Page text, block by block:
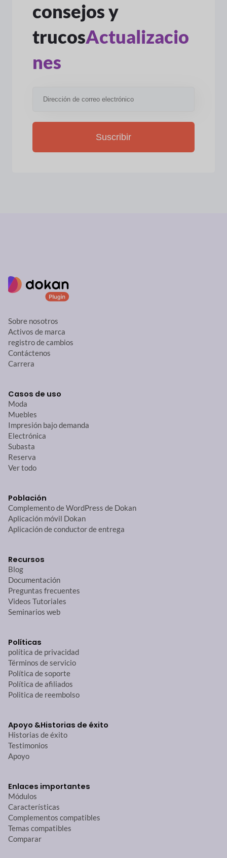
consejos y
trucosActualizacio
nes
Suscribir
Sobre nosotros
Activos de marca
registro de cambios
Contáctenos
Carrera
Casos de uso
Moda
Muebles
Impresión bajo demanda
Electrónica
Subasta
Reserva
Ver todo
Población
Complemento de WordPress de Dokan
Aplicación móvil Dokan
Aplicación de conductor de entrega
Recursos
Blog
Documentación
Preguntas frecuentes
Videos Tutoriales
Seminarios web
Políticas
política de privacidad
Términos de servicio
Política de soporte
Política de afiliados
Politica de reembolso
Apoyo &Historias de éxito
Historias de éxito
Testimonios
Apoyo
Enlaces importantes
Módulos
Características
Complementos compatibles
Temas compatibles
Comparar